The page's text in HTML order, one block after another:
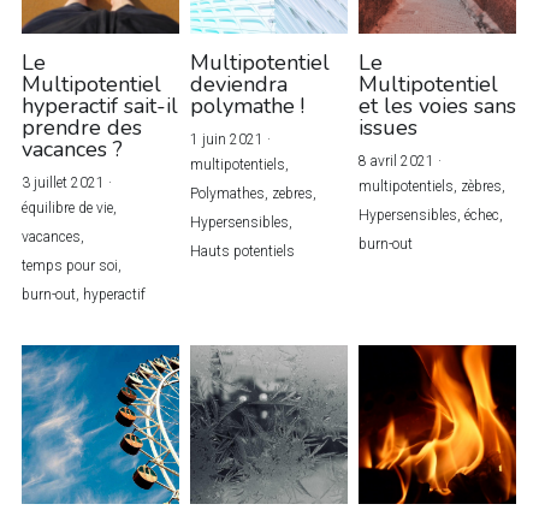
Le
Multipotentiel
hyperactif sait-il
prendre des
vacances ?
3 juillet 2021 ·
équilibre de vie,
vacances,
temps pour soi,
burn-out, hyperactif
Multipotentiel
deviendra
polymathe !
1 juin 2021 ·
multipotentiels,
Polymathes, zebres,
Hypersensibles,
Hauts potentiels
Le
Multipotentiel
et les voies sans
issues
8 avril 2021 ·
multipotentiels, zèbres,
Hypersensibles, échec,
burn-out